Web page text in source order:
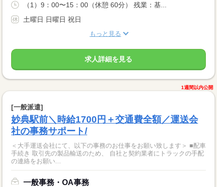
（1）9：00〜15：00（休憩 60分） 残業：基...
土曜日 日曜日 祝日
もっと見る
求人詳細を見る
1週間以内公開
[一般派遣]
妙典駅前＼時給1700円＋交通費全額／運送会
社の事務サポート/
＜大手運送会社にて、以下の事務のお仕事をお願い致します＞ ■配車
手続き 取引先の製品輸送のため、 自社と契約業者にトラックの手配
の連絡をお願い...
一般事務・OA事務